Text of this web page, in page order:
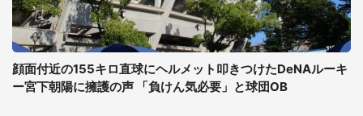
顔面付近の155キロ直球にヘルメット叩きつけたDeNAルーキ
ー宮下朝陽に擁護の声 「負けん気必要」と球団OB